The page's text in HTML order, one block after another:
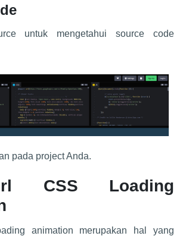
untuk mengetahui source code
pada project Anda.
CSS Loading
animation merupakan hal yang